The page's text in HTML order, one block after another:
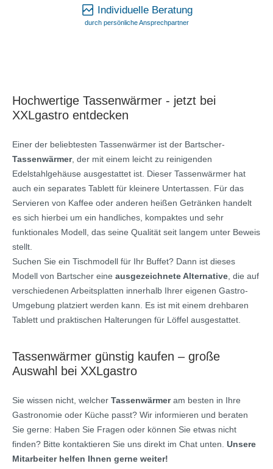
Individuelle Beratung
durch persönliche Ansprechpartner
Hochwertige Tassenwärmer - jetzt bei
XXLgastro entdecken
Einer der beliebtesten Tassenwärmer ist der Bartscher-
Tassenwärmer, der mit einem leicht zu reinigenden
Edelstahlgehäuse ausgestattet ist. Dieser Tassenwärmer hat
auch ein separates Tablett für kleinere Untertassen. Für das
Servieren von Kaffee oder anderen heißen Getränken handelt
es sich hierbei um ein handliches, kompaktes und sehr
funktionales Modell, das seine Qualität seit langem unter Beweis
stellt.
Suchen Sie ein Tischmodell für Ihr Buffet? Dann ist dieses
Modell von Bartscher eine ausgezeichnete Alternative , die auf
verschiedenen Arbeitsplatten innerhalb Ihrer eigenen Gastro-
Umgebung platziert werden kann. Es ist mit einem drehbaren
Tablett und praktischen Halterungen für Löffel ausgestattet.
Tassenwärmer günstig kaufen – große
Auswahl bei XXLgastro
Sie wissen nicht, welcher Tassenwärmeram besten in Ihre
Gastronomie oder Küche passt? Wir informieren und beraten
Sie gerne: Haben Sie Fragen oder können Sie etwas nicht
finden? Bitte kontaktieren Sie uns direkt im Chat unten. Unsere
Mitarbeiter helfen Ihnen gerne weiter!